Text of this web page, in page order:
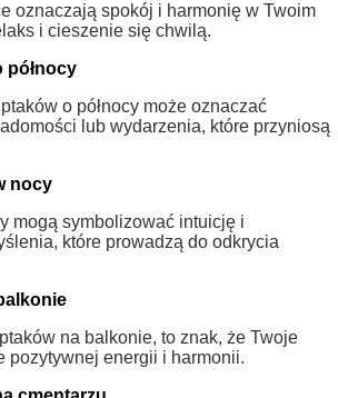
oznaczają spokój i harmonię w Twoim
i cieszenie się chwilą.
północy
o północy może oznaczać
lub wydarzenia, które przyniosą
nocy
mogą symbolizować intuicję i
które prowadzą do odkrycia
na balkonie, to znak, że Twoje
pozytywnej energii i harmonii.